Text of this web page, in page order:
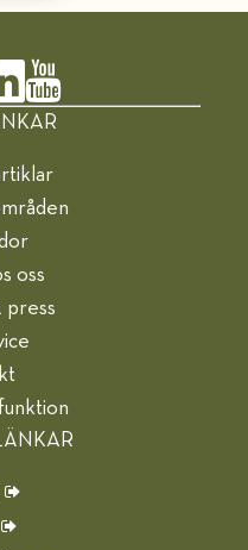
oss
press